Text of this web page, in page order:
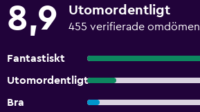
8,9 Utomordentligt
455 verifierade omdömen
Fantastiskt
Utomordentligt
Bra